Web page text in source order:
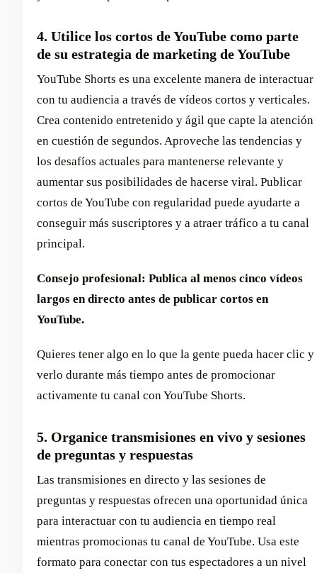
4. Utilice los cortos de YouTube como parte
de su estrategia de marketing de YouTube
YouTube Shorts es una excelente manera de interactuar
con tu audiencia a través de vídeos cortos y verticales.
Crea contenido entretenido y ágil que capte la atención
en cuestión de segundos. Aproveche las tendencias y
los desafíos actuales para mantenerse relevante y
aumentar sus posibilidades de hacerse viral. Publicar
cortos de YouTube con regularidad puede ayudarte a
conseguir más suscriptores y a atraer tráfico a tu canal
principal.
Consejo profesional: Publica al menos cinco vídeos
largos en directo antes de publicar cortos en
YouTube.
Quieres tener algo en lo que la gente pueda hacer clic y
verlo durante más tiempo antes de promocionar
activamente tu canal con YouTube Shorts.
5. Organice transmisiones en vivo y sesiones
de preguntas y respuestas
Las transmisiones en directo y las sesiones de
preguntas y respuestas ofrecen una oportunidad única
para interactuar con tu audiencia en tiempo real
mientras promocionas tu canal de YouTube. Usa este
formato para conectar con tus espectadores a un nivel